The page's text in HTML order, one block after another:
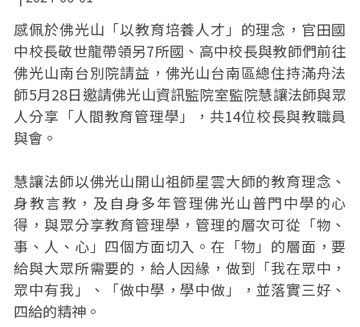
感佩於佛光山「以教育培養人才」的理念，官田國
中校長敬世龍帶領另7所國、高中校長與教師們前往
佛光山南台別院請益，佛光山台南區總住持滿舟法
師5月28日邀請佛光山資訊監院室監院慧讓法師與眾
人分享「人間教育管理學」，共14位校長與教職員
與會。
慧讓法師以佛光山開山祖師星雲大師的教育理念、
身教言教，及自身多年管理佛光山普門中學的心
得，與眾分享教育管理學，管理的層次可從「物、
事、人、心」四個方面切入。在「物」的層面，要
給與大眾所需要的，給人因緣，做到「我在眾中，
眾中有我」、「做中學，學中做」，並落實三好、
四給的精神。